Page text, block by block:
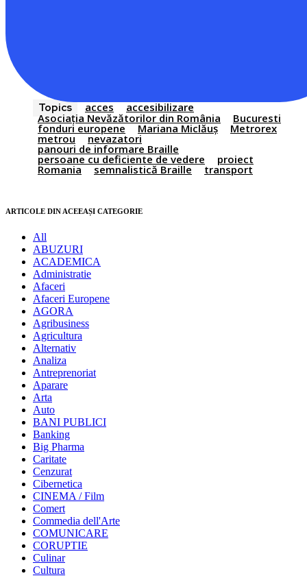
Topics acces
accesibilizare
Asociaţia Nevăzătorilor din România
Bucuresti
fonduri europene Mariana Miclăuş Metrorex
metrou nevazatori
panouri de informare Braille
persoane cu deficiente de vedere proiect
Romania semnalistică Braille transport
ARTICOLE DIN ACEEAȘI CATEGORIE
All
ABUZURI
ACADEMICA
Administratie
Afaceri
Afaceri Europene
AGORA
Agribusiness
Agricultura
Alternativ
Analiza
Antreprenoriat
Aparare
Arta
Auto
BANI PUBLICI
Banking
Big Pharma
Caritate
Cenzurat
Cibernetica
CINEMA / Film
Comert
Commedia dell'Arte
COMUNICARE
CORUPTIE
Culinar
Cultura